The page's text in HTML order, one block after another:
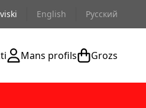
English Русский
Mans profils Grozs